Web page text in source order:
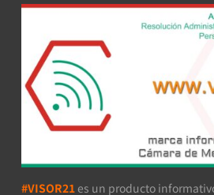
#VISOR21 es un producto